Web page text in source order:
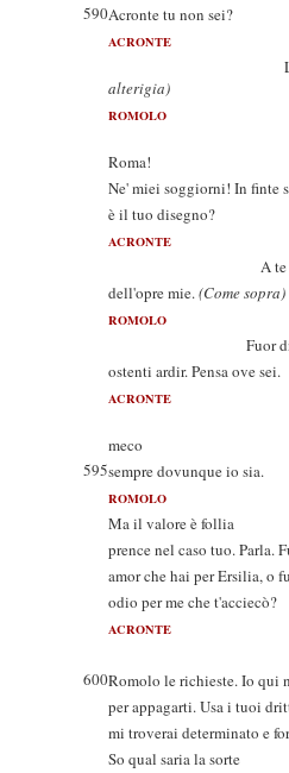
590Acronte tu non sei?
ACRONTE
Lo
alterigia)
ROMOLO
Roma!
Ne' miei soggiorni! In finte
è il tuo disegno?
ACRONTE
A te ragion
dell'opre mie.(Come sopra)
ROMOLO
Fuor di
ostenti ardir. Pensa ove sei.
ACRONTE
meco
595sempre dovunque io sia.
ROMOLO
Ma il valore è follia
prence nel caso tuo. Parla.
amor che hai per Ersilia, o
odio per me che t'acciecò?
ACRONTE
600Romolo le richieste. Io qui
per appagarti. Usa i tuoi
mi troverai determinato e
So qual saria la sorte